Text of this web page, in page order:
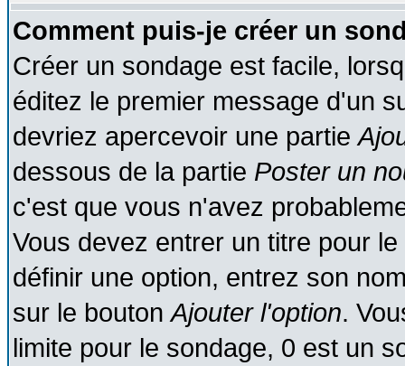
Comment puis-je créer un
Créer un sondage est facile,
éditez le premier message d'un
devriez apercevoir une partie
dessous de la partie Poster un
c'est que vous n'avez
Vous devez entrer un titre pour
définir une option, entrez son
sur le boutonAjouter l'option.
limite pour le sondage, 0 est un